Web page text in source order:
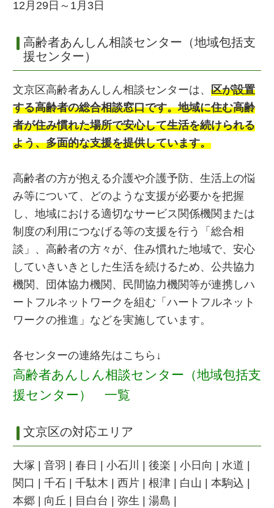
12月29日～1月3日
高齢者あんしん相談センター（地域包括支
援センター）
文京区高齢者あんしん相談センターは、 区が設置
する高齢者の総合相談窓口です。地域に住む高齢
者が住み慣れた場所で安心して生活を続けられる
よう、多面的な支援を提供しています。
高齢者の方が抱える介護や介護予防、生活上の悩
み等について、どのような支援が必要かを把握
し、地域における適切なサービス関係機関または
制度の利用につなげる等の支援を行う「総合相
談」、高齢者の方々が、住み慣れた地域で、安心
していきいきとした生活を続けるため、公共協力
機関、団体協力機関、民間協力機関等が連携しハ
ートフルネットワークを組む「ハートフルネット
ワークの推進」などを実施しています。
各センターの連絡先はこちら↓
高齢者あんしん相談センター（地域包括支
援センター） 一覧
文京区の対応エリア
大塚 | 音羽 | 春日 | 小石川 | 後楽 | 小日向 | 水道 |
関口 | 千石 | 千駄木 | 西片 | 根津 | 白山 | 本駒込 |
本郷 | 向丘 | 目白台 | 弥生 | 湯島 |